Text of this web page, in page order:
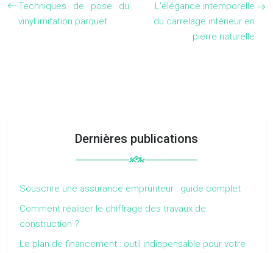
Techniques de pose du
vinyl imitation parquet
L’élégance intemporelle
du carrelage intérieur en
pierre naturelle
Dernières publications
Souscrire une assurance emprunteur : guide complet
Comment réaliser le chiffrage des travaux de
construction ?
Le plan de financement : outil indispensable pour votre